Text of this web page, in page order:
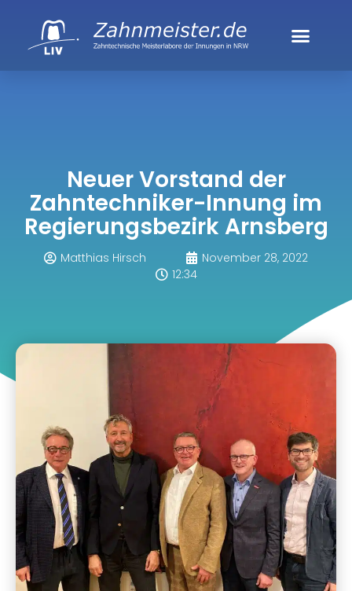
Neuer Vorstand der
Zahntechniker-Innung im
Regierungsbezirk Arnsberg
Matthias Hirsch
November 28, 2022
12:34